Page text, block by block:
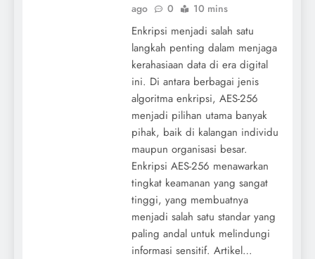
ago
0 10 mins
Enkripsi menjadi salah satu
langkah penting dalam menjaga
kerahasiaan data di era digital
ini. Di antara berbagai jenis
algoritma enkripsi, AES-256
menjadi pilihan utama banyak
pihak, baik di kalangan individu
maupun organisasi besar.
Enkripsi AES-256 menawarkan
tingkat keamanan yang sangat
tinggi, yang membuatnya
menjadi salah satu standar yang
paling andal untuk melindungi
informasi sensitif. Artikel…